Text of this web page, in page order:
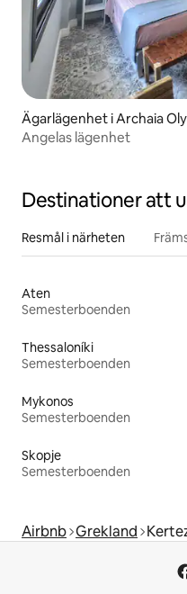
Ägarlägenhet i Archaia
Angelas lägenhet
Destinationer att
Resmål i närheten
Aten
Semesterboenden
Thessaloníki
Semesterboenden
Mykonos
Semesterboenden
Skopje
Semesterboenden
Airbnb Grekland